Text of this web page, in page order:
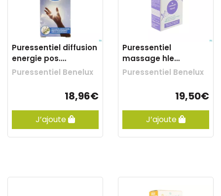
Puressentiel diffusion
energie pos.
complexe 30ml
Puressentiel Benelux
18,96€
J’ajoute
Puressentiel
massage hle
lavande-neroli bio
Puressentiel Benelux
19,50€
J’ajoute